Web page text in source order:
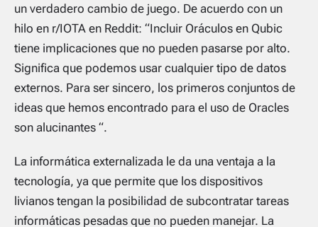
un verdadero cambio de juego. De acuerdo con un
hilo en r/IOTA en Reddit: “Incluir Oráculos en Qubic
tiene implicaciones que no pueden pasarse por alto.
Significa que podemos usar cualquier tipo de datos
externos. Para ser sincero, los primeros conjuntos de
ideas que hemos encontrado para el uso de Oracles
son alucinantes “.
La informática externalizada le da una ventaja a la
tecnología, ya que permite que los dispositivos
livianos tengan la posibilidad de subcontratar tareas
informáticas pesadas que no pueden manejar. La